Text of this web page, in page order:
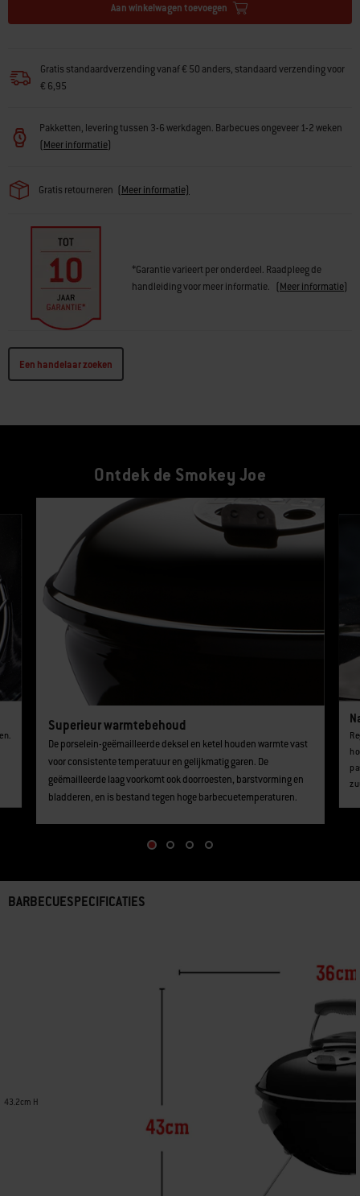
Aan winkelwagen toevoegen
Gratis standaardverzending vanaf € 50 anders, standaard verzending voor
€ 6,95
Pakketten, levering tussen 3-6 werkdagen. Barbecues ongeveer 1-2 weken
(Meer informatie)
Gratis retourneren (Meer informatie)
*Garantie varieert per onderdeel. Raadpleeg de
handleiding voor meer informatie. (Meer informatie)
Een handelaar zoeken
Ontdek de Smokey Joe
Dit is een bannercarrousel van de productlijst. Gebruik de knoppen
Superieur warmtebehoud
De porselein-geëmailleerde deksel en ketel houden warmte vast
voor consistente temperatuur en gelijkmatig garen. De
geëmailleerde laag voorkomt ook doorroesten, barstvorming en
bladderen, en is bestand tegen hoge barbecuetemperaturen.
BARBECUESPECIFICATIES
43.2cm H